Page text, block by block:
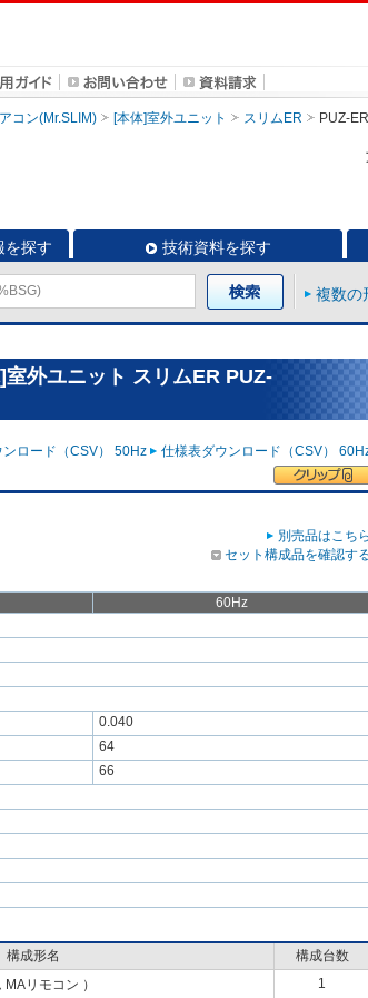
コン(Mr.SLIM) [本体]室外ユニット スリムER PUZ-
を探す 技術資料を探す
複数の
外ユニット スリムER PUZ-
ンロード（CSV） 50Hz 仕様表ダウンロード（CSV）
別売品はこちら
セット構成品を確認す
60Hz
0.040
64
66
構成形名
構成台数
リモコン ） 1